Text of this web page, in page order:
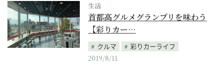
生活
首都高グルメグランプリを味わう
【彩りカー…
クルマ
彩りカーライフ
2019/8/11